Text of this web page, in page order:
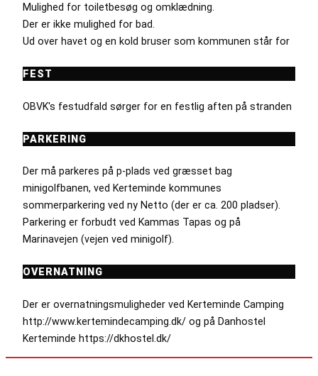
Mulighed for toiletbesøg og omklædning.
Der er ikke mulighed for bad.
Ud over havet og en kold bruser som kommunen står for
FEST
OBVK's festudfald sørger for en festlig aften på stranden
PARKERING
Der må parkeres på p-plads ved græsset bag
minigolfbanen, ved Kerteminde kommunes
sommerparkering ved ny Netto (der er ca. 200 pladser).
Parkering er forbudt ved Kammas Tapas og på
Marinavejen (vejen ved minigolf).
OVERNATNING
Der er overnatningsmuligheder ved Kerteminde Camping
http://www.kertemindecamping.dk/ og på Danhostel
Kerteminde https://dkhostel.dk/